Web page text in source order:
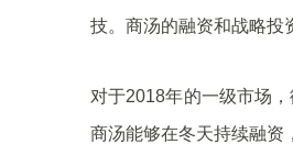
技。商汤的融资和战略投
对于2018年的一级市场
商汤能够在冬天持续融资